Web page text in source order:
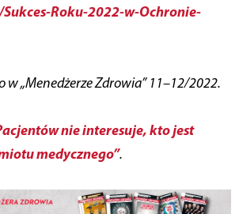
Roku-2022-w-Ochronie-
w „Menedżerze Zdrowia” 11–12/2022.
nie interesuje, kto jest
medycznego”.